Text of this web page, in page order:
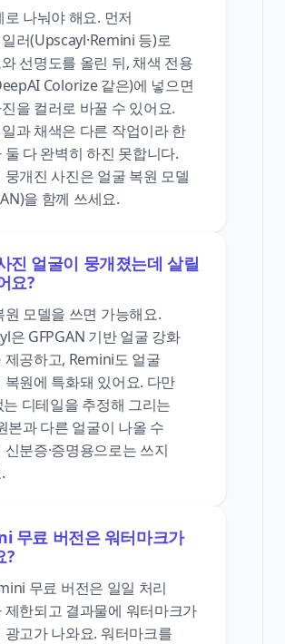
로 나눠야 해요. 먼저
러(Upscayl·Remini 등)로
선명도를 올린 뒤, 채색 전용
Colorize 같은)에 넣으면
을 컬러로 바꿀 수 있어요.
과 채색은 다른 작업이라 한
둘 다 완벽히 하진 못합니다.
뭉개진 사진은 얼굴 복원 모델
을 함께 쓰세요.
진 얼굴이 뭉개졌는데 살릴
요?
원 모델을 쓰면 가능해요.
은 GFPGAN 기반 얼굴 강화
제공하고, Remini도 얼굴
복원에 특화돼 있어요. 다만
는 디테일을 추정해 그리는
본과 다른 얼굴이 나올 수
신분증·증명용으로는 쓰지
무료 버전은 워터마크가
?
무료 버전은 일일 처리
제한되고 결과물에 워터마크가
광고가 나와요. 워터마크를